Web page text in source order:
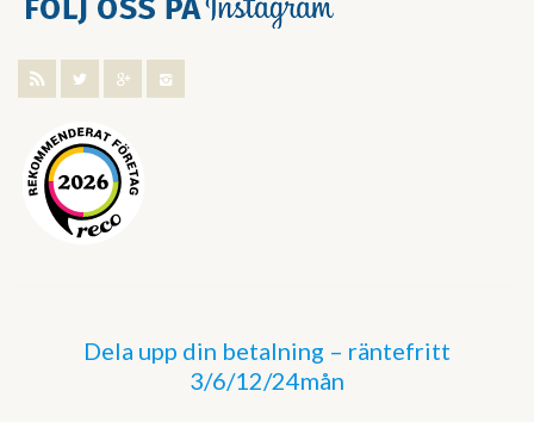
Dela upp din betalning – räntefritt
3/6/12/24mån